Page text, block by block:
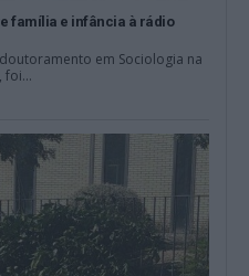
família e infância à rádio
em Sociologia na
foi...